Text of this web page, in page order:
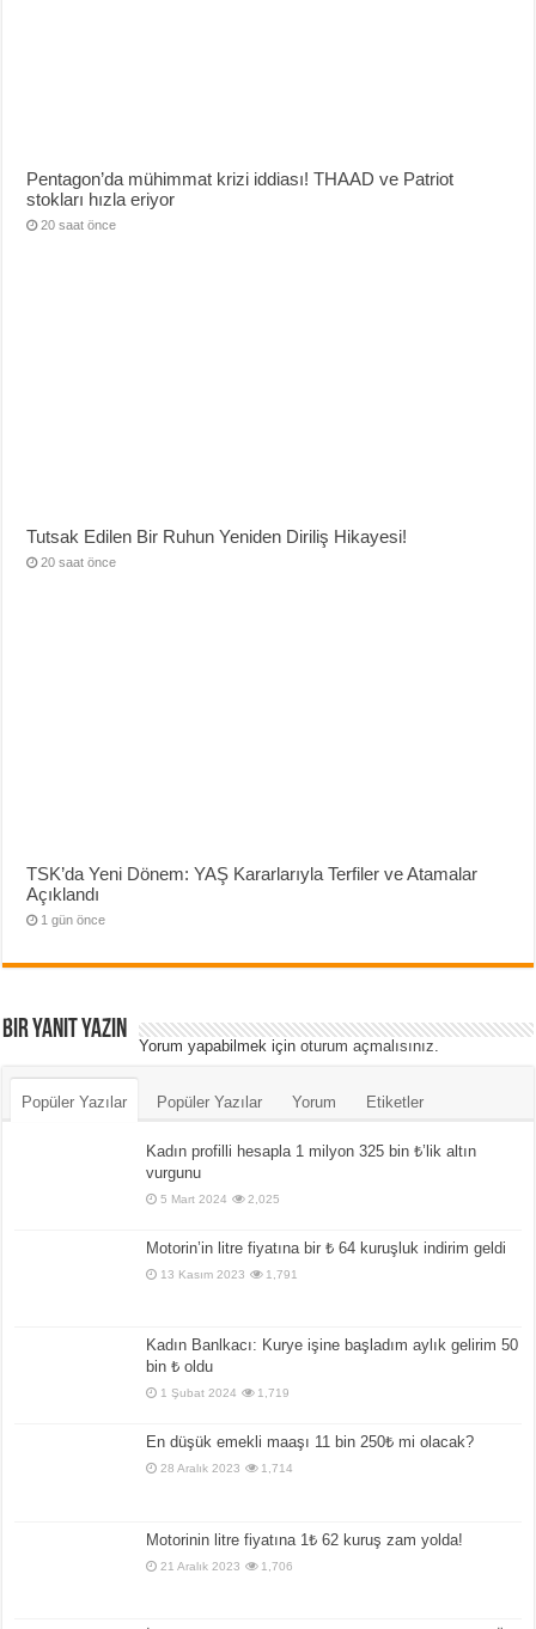
Pentagon’da mühimmat krizi iddiası! THAAD ve Patriot
stokları hızla eriyor
20 saat önce
Tutsak Edilen Bir Ruhun Yeniden Diriliş Hikayesi!
20 saat önce
TSK’da Yeni Dönem: YAŞ Kararlarıyla Terfiler ve Atamalar
Açıklandı
1 gün önce
Bir yanıt yazın
Yorum yapabilmek içinoturum açmalısınız
Popüler Yazılar Popüler Yazılar Yorum Etiketler
Kadın profilli hesapla 1 milyon 325 bin ₺’lik altın
vurgunu
5 Mart 2024 2,025
Motorin’in litre fiyatına bir ₺ 64 kuruşluk indirim geldi
13 Kasım 2023 1,791
Kadın Banlkacı: Kurye işine başladım aylık gelirim 50
bin ₺ oldu
1 Şubat 2024 1,719
En düşük emekli maaşı 11 bin 250₺ mi olacak?
28 Aralık 2023 1,714
Motorinin litre fiyatına 1₺ 62 kuruş zam yolda!
21 Aralık 2023 1,706